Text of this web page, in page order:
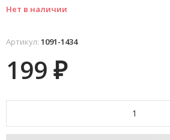
Нет в наличии
Артикул: 1091-1434
199 ₽